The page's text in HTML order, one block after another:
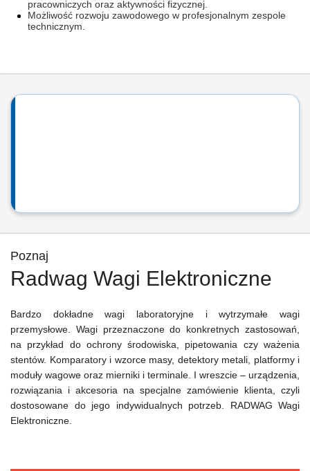
pracowniczych oraz aktywności fizycznej.
Możliwość rozwoju zawodowego w profesjonalnym zespole
technicznym.
Poznaj
Radwag Wagi Elektroniczne
Bardzo dokładne wagi laboratoryjne i wytrzymałe wagi
przemysłowe. Wagi przeznaczone do konkretnych zastosowań,
na przykład do ochrony środowiska, pipetowania czy ważenia
stentów. Komparatory i wzorce masy, detektory metali, platformy i
moduły wagowe oraz mierniki i terminale. I wreszcie – urządzenia,
rozwiązania i akcesoria na specjalne zamówienie klienta, czyli
dostosowane do jego indywidualnych potrzeb. RADWAG Wagi
Elektroniczne.